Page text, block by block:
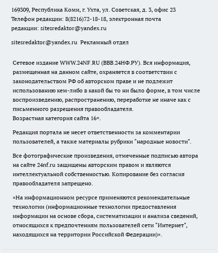
169309, Республика Коми, г. Ухта, ул. Советская, д. 3, офис 23
Телефон редакции: 8(8216)72-18-18, электронная почта
редакции: sitesredaktor@yandex.ru
sitesredaktor@yandex.ru Рекламный отдел
Сетевое издание WWW.24NF.RU (ВВВ.24НФ.РУ). Вся информация,
размещенная на данном сайте, охраняется в соответствии с
законодательством РФ об авторском праве и не подлежит
использованию кем-либо в какой бы то ни было форме, в том числе
воспроизведению, распространению, переработке не иначе как с
письменного разрешения правообладателя.
Возрастная категория сайта 16+.
Редакция портала не несет ответственности за комментарии
пользователей, а также материалы рубрики "народные новости".
Все фотографические произведения, отмеченные подписью автора
на сайте 24nf.ru защищены авторским правом и являются
интеллектуальной собственностью. Копирование без согласия
правообладателя запрещено.
«На информационном ресурсе применяются рекомендательные
технологии (информационные технологии предоставления
информации на основе сбора, систематизации и анализа сведений,
относящихся к предпочтениям пользователей сети "Интернет",
находящихся на территории Российской Федерации)».